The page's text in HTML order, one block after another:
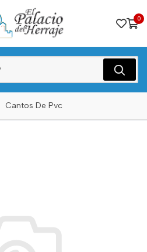
0
Cantos De Pvc